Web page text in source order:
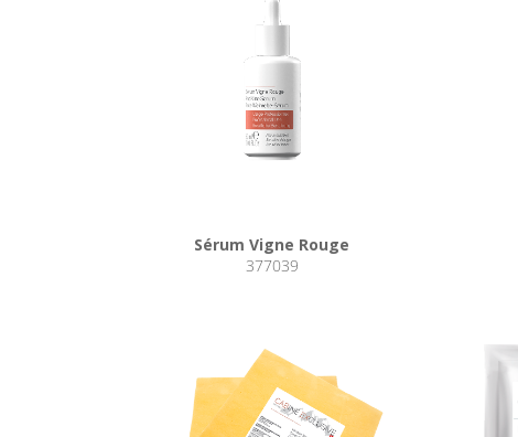
Sérum Vigne Rouge
377039